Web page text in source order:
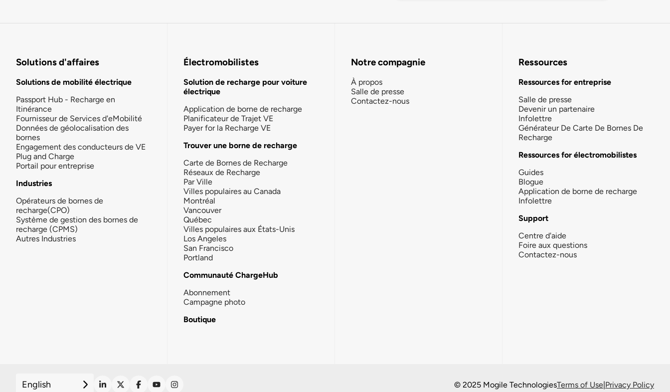
Solutions d'affaires
Solutions de mobilité électrique
Passport Hub - Recharge en
Itinérance
Fournisseur de Services d'eMobilité
Données de géolocalisation des
bornes
Engagement des conducteurs de VE
Plug and Charge
Portail pour entreprise
Industries
Opérateurs de bornes de
recharge(CPO)
Système de gestion des bornes de
recharge (CPMS)
Autres Industries
Électromobilistes
Solution de recharge pour voiture
électrique
Application de borne de recharge
Planificateur de Trajet VE
Payer for la Recharge VE
Trouver une borne de recharge
Carte de Bornes de Recharge
Réseaux de Recharge
Par Ville
Villes populaires au Canada
Montréal
Vancouver
Québec
Villes populaires aux États-Unis
Los Angeles
San Francisco
Portland
Communauté ChargeHub
Abonnement
Campagne photo
Boutique
Notre compagnie
À propos
Salle de presse
Contactez-nous
Ressources
Ressources for entreprise
Salle de presse
Devenir un partenaire
Infolettre
Générateur De Carte De Bornes De
Recharge
Ressources for électromobilistes
Guides
Blogue
Application de borne de recharge
Infolettre
Support
Centre d'aide
Foire aux questions
Contactez-nous
English © 2025 Mogile TechnologiesTerms of Use|Privacy Policy